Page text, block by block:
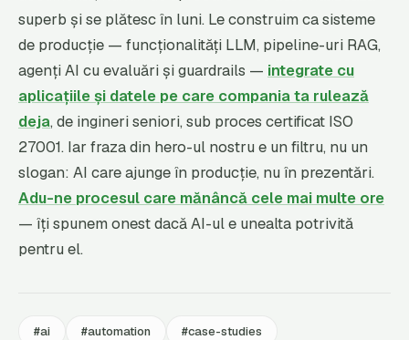
superb și se plătesc în luni. Le construim ca sisteme
de producție — funcționalități LLM, pipeline-uri RAG,
agenți AI cu evaluări și guardrails — integrate cu
aplicațiile și datele pe care compania ta rulează
deja, de ingineri seniori, sub proces certificat ISO
27001. Iar fraza din hero-ul nostru e un filtru, nu un
slogan: AI care ajunge în producție, nu în prezentări.
Adu-ne procesul care mănâncă cele mai multe ore
— îți spunem onest dacă AI-ul e unealta potrivită
pentru el.
#ai #automation #case-studies